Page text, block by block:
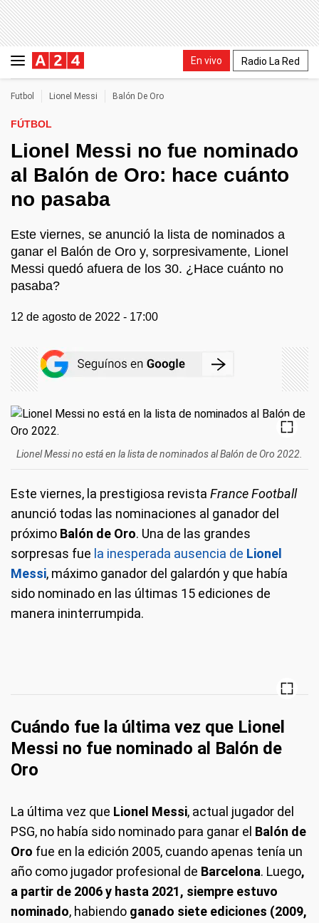
En vivo Radio La Red
Futbol Lionel Messi Balón De Oro
FÚTBOL
Lionel Messi no fue nominado
al Balón de Oro: hace cuánto
no pasaba
Este viernes, se anunció la lista de nominados a
ganar el Balón de Oro y, sorpresivamente, Lionel
Messi quedó afuera de los 30. ¿Hace cuánto no
pasaba?
12 de agosto de 2022 - 17:00
Lionel Messi no está en la lista de nominados al Balón de Oro 2022.
Este viernes, la prestigiosa revista France Football
anunció todas las nominaciones al ganador del
próximo Balón de Oro. Una de las grandes
sorpresas fue la inesperada ausencia de Lionel
Messi, máximo ganador del galardón y que había
sido nominado en las últimas 15 ediciones de
manera ininterrumpida.
Cuándo fue la última vez que Lionel
Messi no fue nominado al Balón de
Oro
La última vez que Lionel Messi, actual jugador del
PSG, no había sido nominado para ganar el Balón de
Oro fue en la edición 2005, cuando apenas tenía un
año como jugador profesional de Barcelona. Luego,
a partir de 2006 y hasta 2021, siempre estuvo
nominado, habiendo ganado siete ediciones (2009,